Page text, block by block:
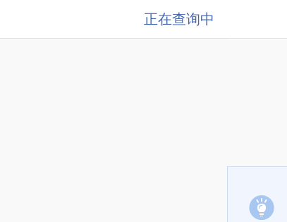
正在查询中